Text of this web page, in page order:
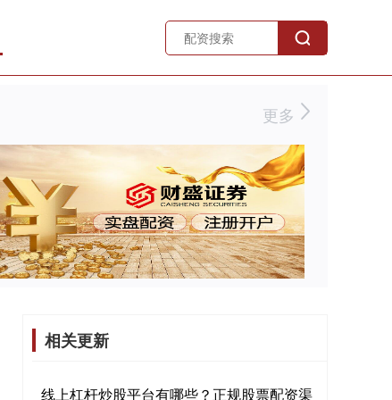
更多
相关更新
线上杠杆炒股平台有哪些？正规股票配资渠